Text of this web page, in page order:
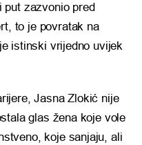
zazvonio pred
to je povratak na
istinski vrijedno uvijek
Jasna Zlokić nije
glas žena koje vole
koje sanjaju, ali